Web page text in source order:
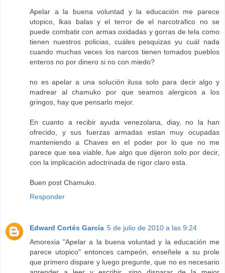
Apelar a la buena voluntad y la educación me parece
utopico, lkas balas y el terror de el narcotrafico no se
puede combatir con armas oxidadas y gorras de tela como
tienen nuestros policias, cuáles pesquizas yu cuál nada
cuando muchas veces los narcos tienen tomados pueblos
enteros no por dinero si no con miedo?
no es apelar a una solución ilusa solo para decir algo y
madrear al chamuko por que seamos alergicos a los
gringos, hay que pensarlo mejor.
En cuanto a recibir ayuda venezolana, diay, no la han
ofrecido, y sus fuerzas armadas estan muy ocupadas
manteniendo a Chaves en el poder por lo que no me
parece que sea viable, fue algo que dijeron solo por decir,
con la implicación adoctrinada de rigor claro esta.
Buen post Chamuko.
Responder
Edward Cortés García 5 de julio de 2010 a las 9:24
Amorexia "Apelar a la buena voluntad y la educación me
parece utopico" entonces campeón, enseñele a su prole
que primero dispare y luego pregunte, que no es necesario